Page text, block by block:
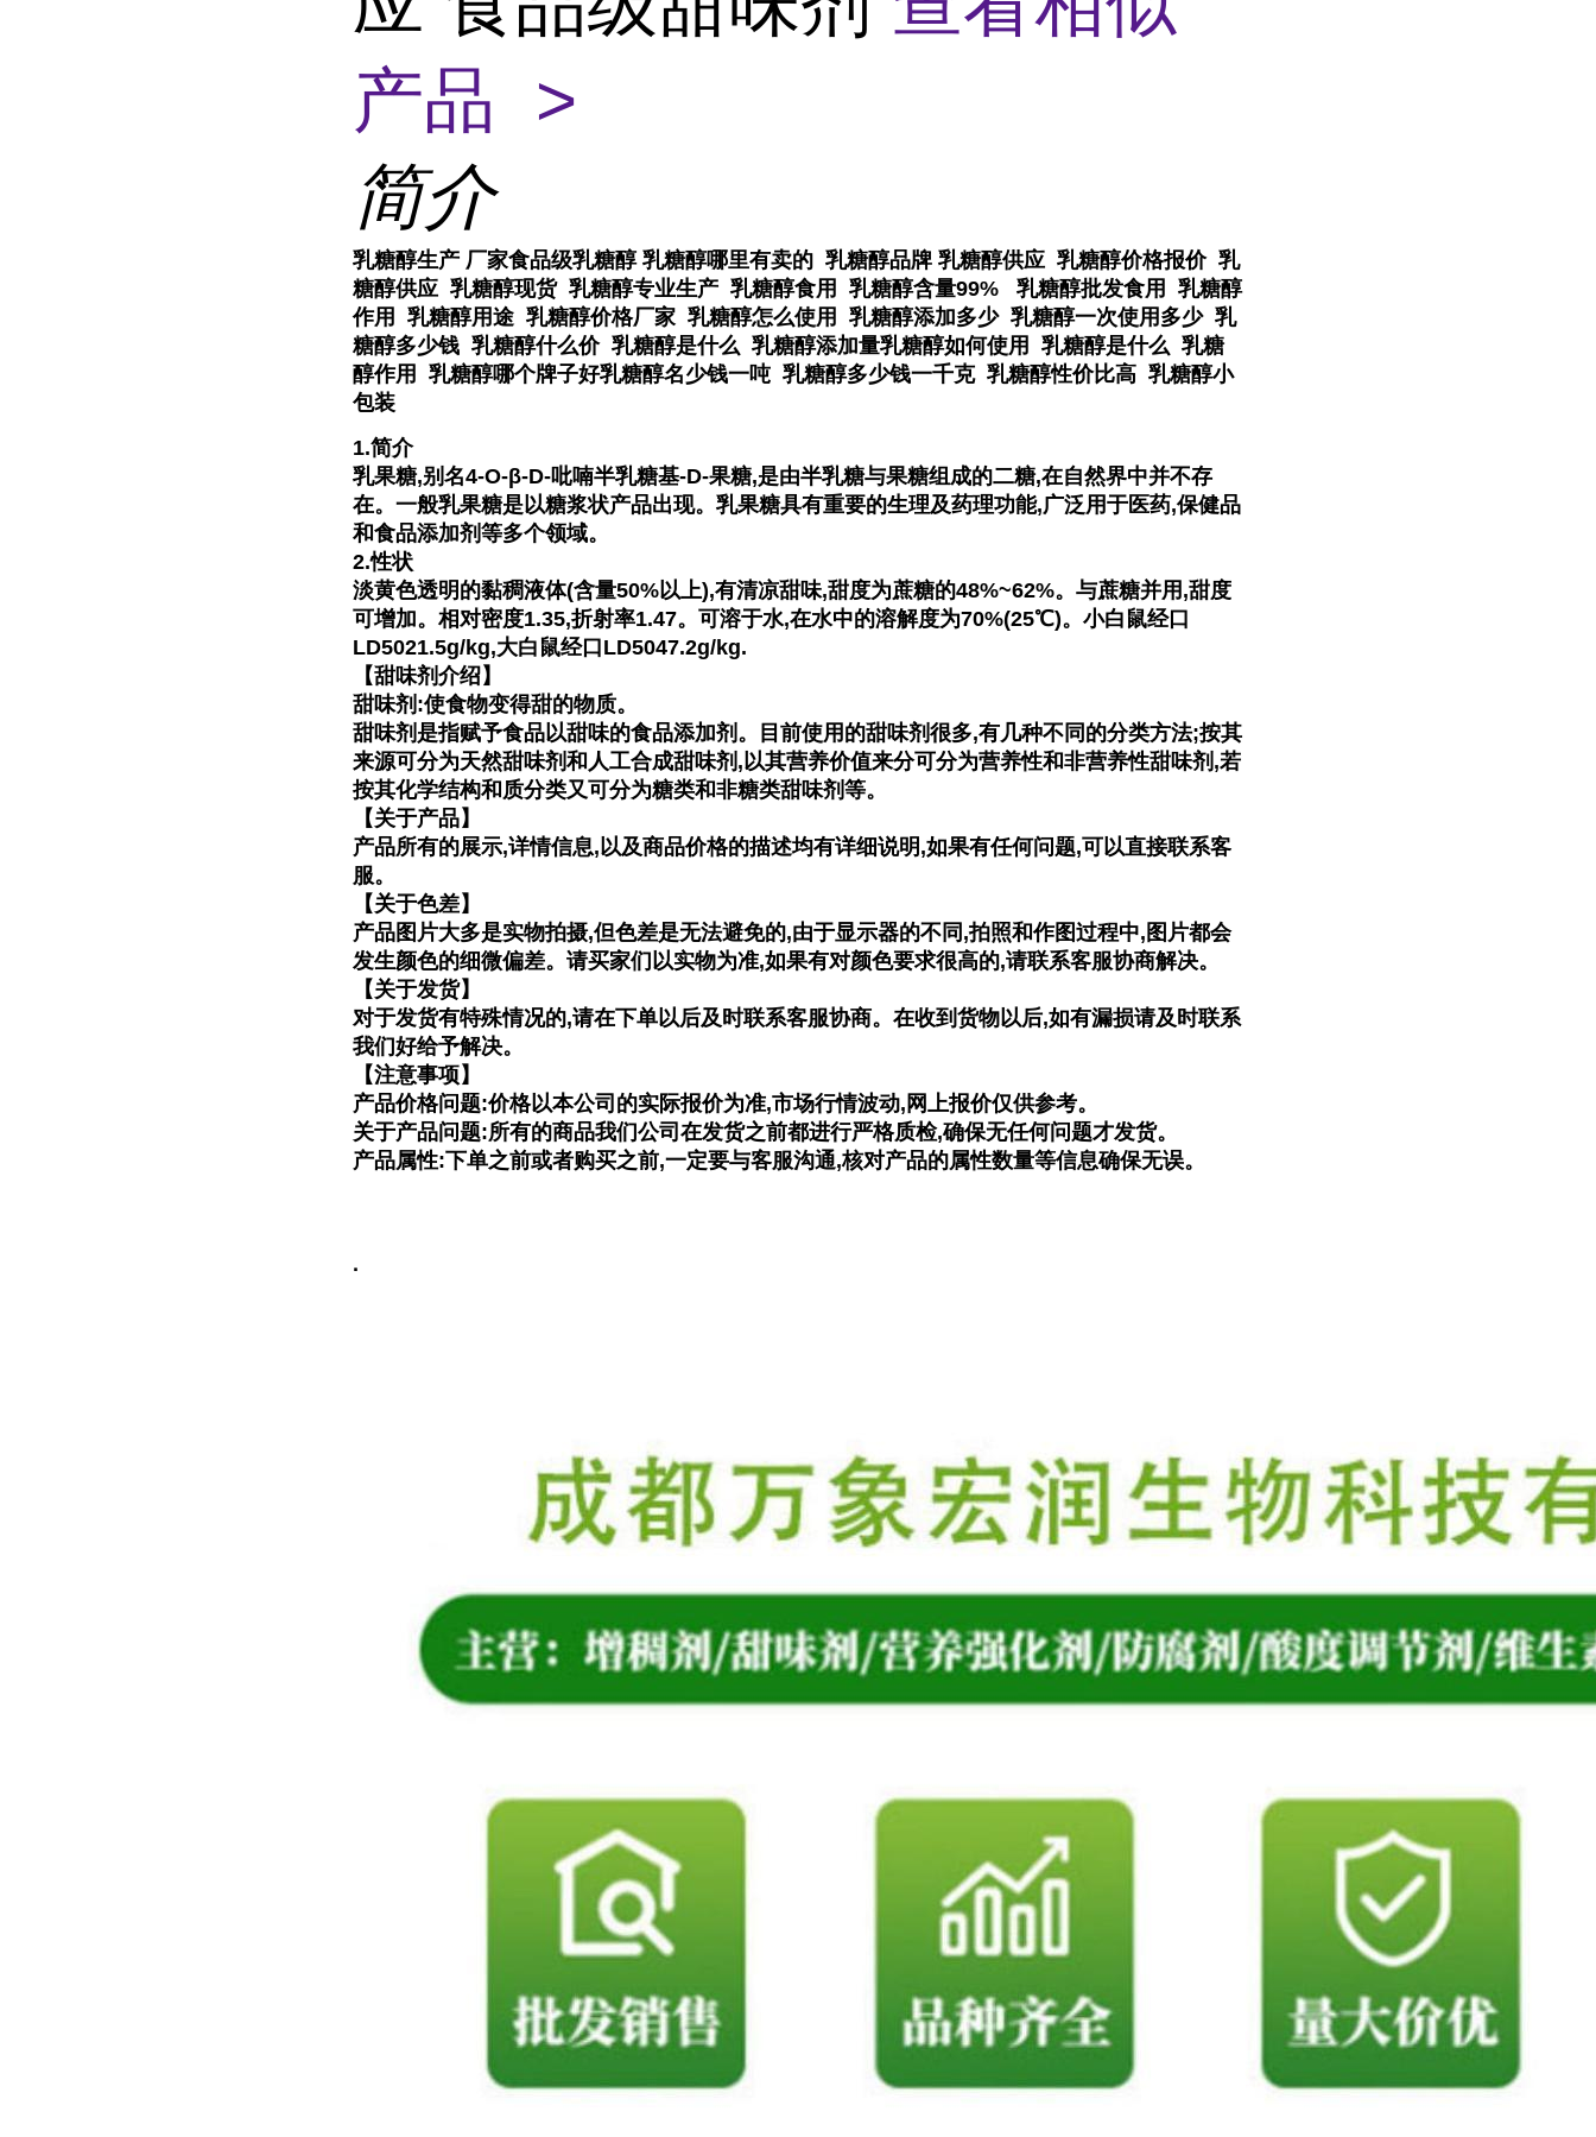
产品 >
简介
乳糖醇生产 厂家食品级乳糖醇 乳糖醇哪里有卖的 乳糖醇品牌 乳糖醇供应 乳糖醇价格报价 乳
糖醇供应 乳糖醇现货 乳糖醇专业生产 乳糖醇食用 乳糖醇含量99% 乳糖醇批发食用 乳糖醇
作用 乳糖醇用途 乳糖醇价格厂家 乳糖醇怎么使用 乳糖醇添加多少 乳糖醇一次使用多少 乳
糖醇多少钱 乳糖醇什么价 乳糖醇是什么 乳糖醇添加量乳糖醇如何使用 乳糖醇是什么 乳糖
醇作用 乳糖醇哪个牌子好乳糖醇名少钱一吨 乳糖醇多少钱一千克 乳糖醇性价比高 乳糖醇小
包装
1.简介
乳果糖,别名4-O-β-D-吡喃半乳糖基-D-果糖,是由半乳糖与果糖组成的二糖,在自然界中并不存
在。一般乳果糖是以糖浆状产品出现。乳果糖具有重要的生理及药理功能,广泛用于医药,保健品
和食品添加剂等多个领域。
2.性状
淡黄色透明的黏稠液体(含量50%以上),有清凉甜味,甜度为蔗糖的48%~62%。与蔗糖并用,甜度
可增加。相对密度1.35,折射率1.47。可溶于水,在水中的溶解度为70%(25℃)。小白鼠经口
LD5021.5g/kg,大白鼠经口LD5047.2g/kg.
【甜味剂介绍】
甜味剂:使食物变得甜的物质。
甜味剂是指赋予食品以甜味的食品添加剂。目前使用的甜味剂很多,有几种不同的分类方法;按其
来源可分为天然甜味剂和人工合成甜味剂,以其营养价值来分可分为营养性和非营养性甜味剂,若
按其化学结构和 质分类又可分为糖类和非糖类甜味剂等。
【关于产品】
产品所有的展示,详情信息,以及商品价格的描述均有详细说明,如果有任何问题,可以直接联系客
服。
【关于色差】
产品图片大多是实物拍摄,但色差是无法避免的,由于显示器的不同,拍照和作图过程中,图片都会
发生颜色的细微偏差。请买家们以实物为准,如果有对颜色要求很高的,请联系客服协商解决。
【关于发货】
对于发货有特殊情况的,请在下单以后及时联系客服协商。在收到货物以后,如有漏损请及时联系
我们好给予解决。
【注意事项】
产品价格问题:价格以本公司的实际报价为准,市场行情波动,网上报价仅供参考。
关于产品问题:所有的商品我们公司在发货之前都进行严格质检,确保无任何问题才发货。
产品属性:下单之前或者购买之前,一定要与客服沟通,核对产品的属性数量等信息确保无误。
·